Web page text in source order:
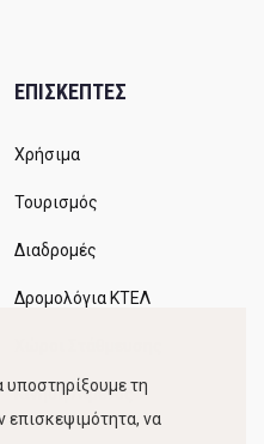
ΕΠΙΣΚΕΠΤΕΣ
Χρήσιμα
Τουρισμός
Διαδρομές
Δρομολόγια ΚΤΕΛ
Κίνηση Λιμένος
υποστηρίξουμε τη
επισκεψιμότητα, να